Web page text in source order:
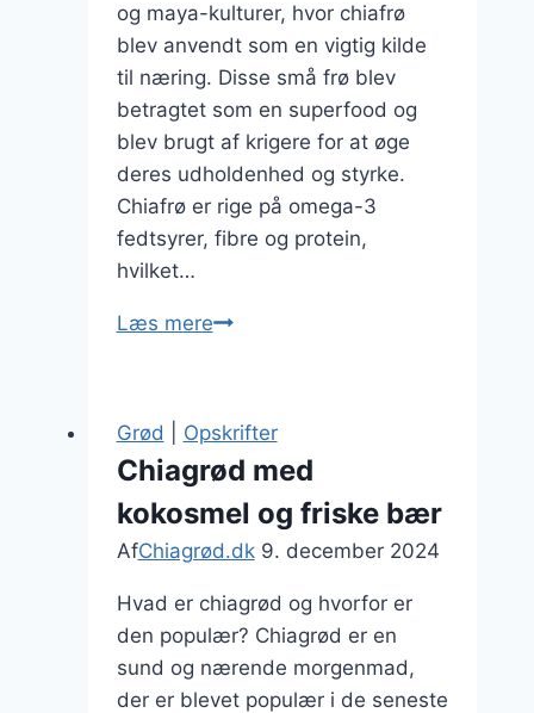
og maya-kulturer, hvor chiafrø
blev anvendt som en vigtig kilde
til næring. Disse små frø blev
betragtet som en superfood og
blev brugt af krigere for at øge
deres udholdenhed og styrke.
Chiafrø er rige på omega-3
fedtsyrer, fibre og protein,
hvilket…
Læs mereChiagrød
livsstil
med
krydderier
Grød Opskrifter
Chiagrød med
kokosmel og friske bær
AfChiagrød.dk 9. december 2024
Hvad er chiagrød og hvorfor er
den populær? Chiagrød er en
sund og nærende morgenmad,
der er blevet populær i de seneste